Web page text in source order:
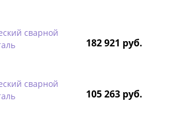
сварной
182 921 руб.
сварной
105 263 руб.